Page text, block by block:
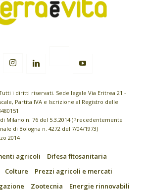
i diritti riservati. Sede legale Via Eritrea 21 -
Partita IVA e Iscrizione al Registro delle
Milano n. 76 del 5.3.2014 (Precedentemente
di Bologna n. 4272 del 7/04/1973)
2014
agricoli
Difesa fitosanitaria
Colture
Prezzi agricoli e mercati
Zootecnia
Energie rinnovabili